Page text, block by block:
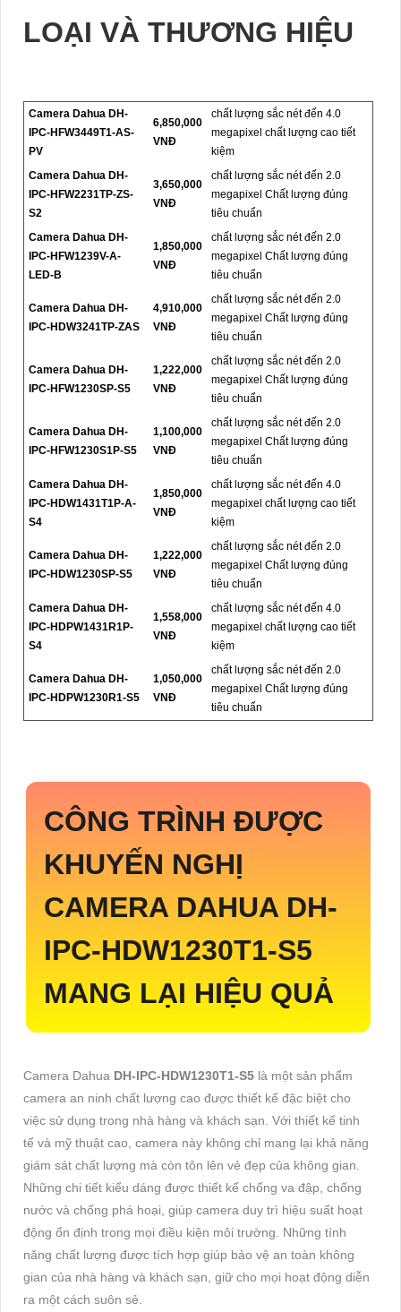
LOẠI VÀ THƯƠNG HIỆU
Camera Dahua DH-
IPC-HFW3449T1-AS-
PV
6,850,000
VNĐ
chất lượng sắc nét đến 4.0
megapixel chất lượng cao tiết
kiệm
Camera Dahua DH-
IPC-HFW2231TP-ZS-
S2
3,650,000
VNĐ
chất lượng sắc nét đến 2.0
megapixel Chất lượng đúng
tiêu chuẩn
Camera Dahua DH-
IPC-HFW1239V-A-
LED-B
1,850,000
VNĐ
chất lượng sắc nét đến 2.0
megapixel Chất lượng đúng
tiêu chuẩn
Camera Dahua DH-
IPC-HDW3241TP-ZAS
4,910,000
VNĐ
chất lượng sắc nét đến 2.0
megapixel Chất lượng đúng
tiêu chuẩn
Camera Dahua DH-
IPC-HFW1230SP-S5
1,222,000
VNĐ
chất lượng sắc nét đến 2.0
megapixel Chất lượng đúng
tiêu chuẩn
Camera Dahua DH-
IPC-HFW1230S1P-S5
1,100,000
VNĐ
chất lượng sắc nét đến 2.0
megapixel Chất lượng đúng
tiêu chuẩn
Camera Dahua DH-
IPC-HDW1431T1P-A-
S4
1,850,000
VNĐ
chất lượng sắc nét đến 4.0
megapixel chất lượng cao tiết
kiệm
Camera Dahua DH-
IPC-HDW1230SP-S5
1,222,000
VNĐ
chất lượng sắc nét đến 2.0
megapixel Chất lượng đúng
tiêu chuẩn
Camera Dahua DH-
IPC-HDPW1431R1P-
S4
1,558,000
VNĐ
chất lượng sắc nét đến 4.0
megapixel chất lượng cao tiết
kiệm
Camera Dahua DH-
IPC-HDPW1230R1-S5
1,050,000
VNĐ
chất lượng sắc nét đến 2.0
megapixel Chất lượng đúng
tiêu chuẩn
CÔNG TRÌNH ĐƯỢC
KHUYẾN NGHỊ
CAMERA DAHUA DH-
IPC-HDW1230T1-S5
MANG LẠI HIỆU QUẢ
Camera Dahua DH-IPC-HDW1230T1-S5 là một sản phẩm
camera an ninh chất lượng cao được thiết kế đặc biệt cho
việc sử dụng trong nhà hàng và khách sạn. Với thiết kế tinh
tế và mỹ thuật cao, camera này không chỉ mang lại khả năng
giám sát chất lượng mà còn tôn lên vẻ đẹp của không gian.
Những chi tiết kiểu dáng được thiết kế chống va đập, chống
nước và chống phá hoại, giúp camera duy trì hiệu suất hoạt
động ổn định trong mọi điều kiện môi trường. Những tính
năng chất lượng được tích hợp giúp bảo vệ an toàn không
gian của nhà hàng và khách sạn, giữ cho mọi hoạt động diễn
ra một cách suôn sẻ.